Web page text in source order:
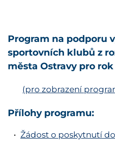
Program na podporu
sportovních klubů z
města Ostravy pro rok
(pro zobrazení
Přílohy programu:
Žádost o poskytnutí